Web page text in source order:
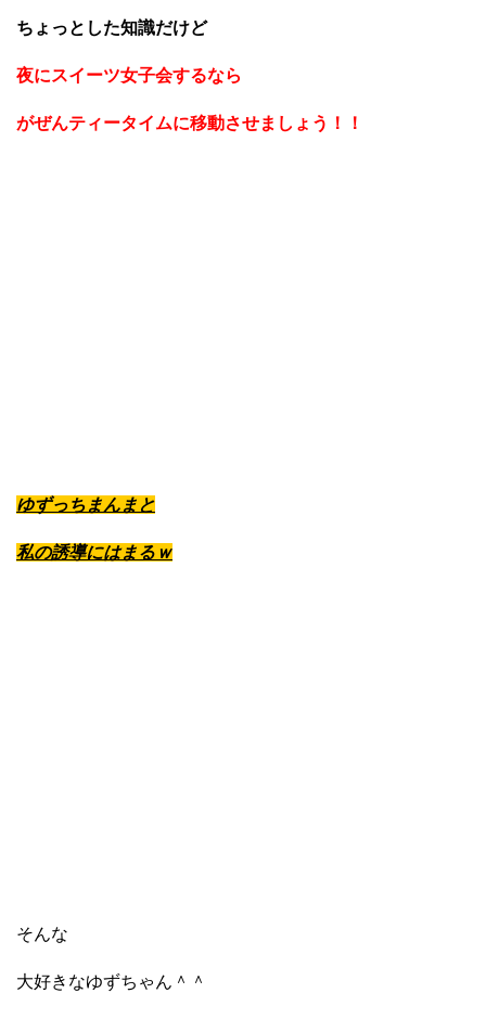
ちょっとした知識だけど
夜にスイーツ女子会するなら
がぜんティータイムに移動させましょう！！
ゆずっちまんまと
私の誘導にはまるｗ
そんな
大好きなゆずちゃん＾＾